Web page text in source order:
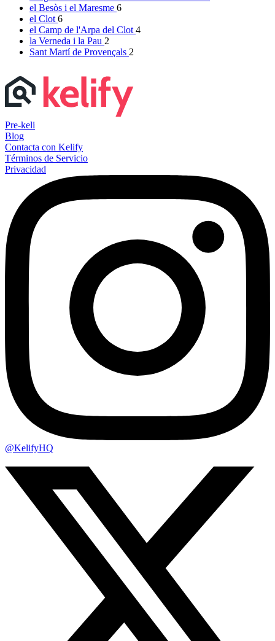
el Besòs i el Maresme 6
el Clot 6
el Camp de l'Arpa del Clot 4
la Verneda i la Pau 2
Sant Martí de Provençals 2
Pre-keli
Blog
Contacta con Kelify
Términos de Servicio
Privacidad
@KelifyHQ